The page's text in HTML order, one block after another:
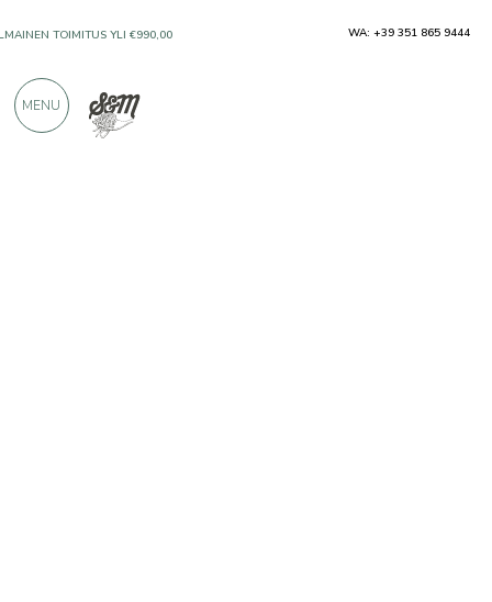
TOIMITUS YLI €990,00
ERINOMAISILTA VALMISTAJILTA
WA: +39 351 865 9444
MENU